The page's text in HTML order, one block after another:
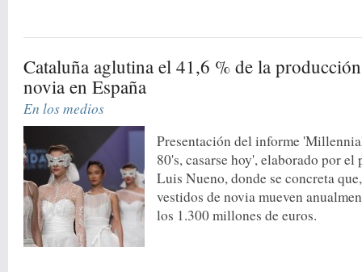
Cataluña aglutina el 41,6 % de la
novia en España
En los medios
Presentación del informe
80's, casarse hoy', elaborado por
Luis Nueno, donde se concreta
vestidos de novia mueven
los 1.300 millones de euros.